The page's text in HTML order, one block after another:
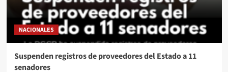
NACIONALES
Suspenden registros de proveedores del Estado a 11
senadores